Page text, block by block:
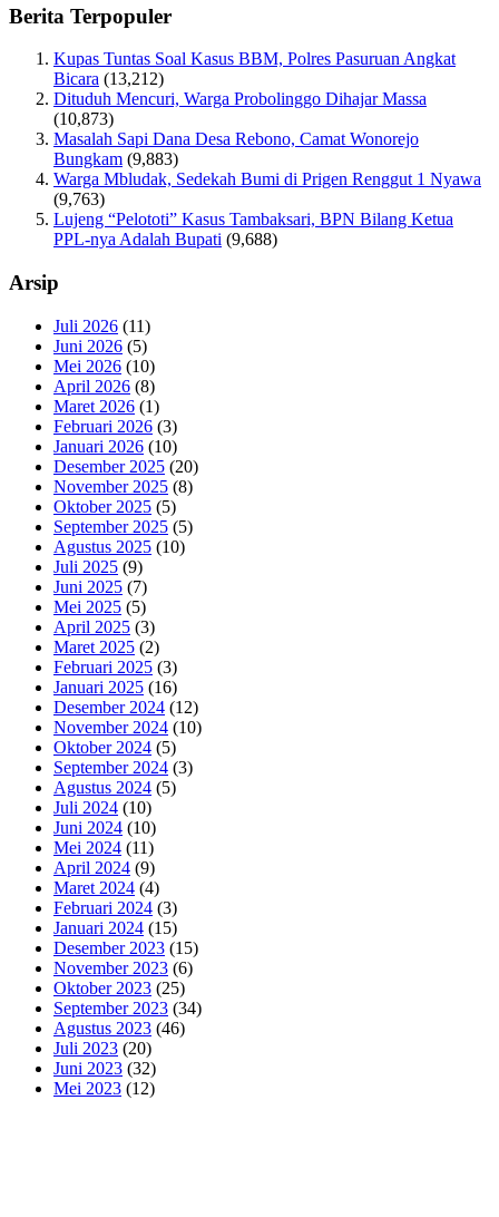
Berita Terpopuler
Kupas Tuntas Soal Kasus BBM, Polres Pasuruan Angkat
Bicara (13,212)
Dituduh Mencuri, Warga Probolinggo Dihajar Massa
(10,873)
Masalah Sapi Dana Desa Rebono, Camat Wonorejo
Bungkam (9,883)
Warga Mbludak, Sedekah Bumi di Prigen Renggut 1 Nyawa
(9,763)
Lujeng “Pelototi” Kasus Tambaksari, BPN Bilang Ketua
PPL-nya Adalah Bupati (9,688)
Arsip
Juli 2026 (11)
Juni 2026 (5)
Mei 2026 (10)
April 2026 (8)
Maret 2026 (1)
Februari 2026 (3)
Januari 2026 (10)
Desember 2025 (20)
November 2025 (8)
Oktober 2025 (5)
September 2025 (5)
Agustus 2025 (10)
Juli 2025 (9)
Juni 2025 (7)
Mei 2025 (5)
April 2025 (3)
Maret 2025 (2)
Februari 2025 (3)
Januari 2025 (16)
Desember 2024 (12)
November 2024 (10)
Oktober 2024 (5)
September 2024 (3)
Agustus 2024 (5)
Juli 2024 (10)
Juni 2024 (10)
Mei 2024 (11)
April 2024 (9)
Maret 2024 (4)
Februari 2024 (3)
Januari 2024 (15)
Desember 2023 (15)
November 2023 (6)
Oktober 2023 (25)
September 2023 (34)
Agustus 2023 (46)
Juli 2023 (20)
Juni 2023 (32)
Mei 2023 (12)